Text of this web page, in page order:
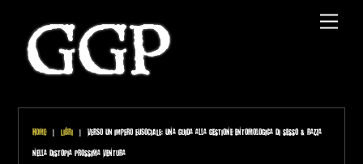
content
Home | Libri | VERSO UN IMPERO EUSOCIALE: Una guida alla gestione entomologica di sesso & razza
nella distopia prossima ventura